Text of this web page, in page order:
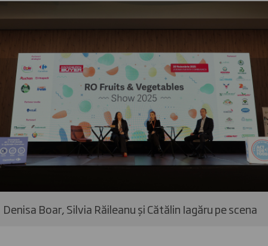
Denisa Boar, Silvia Răileanu și Cătălin Iagăru pe scena